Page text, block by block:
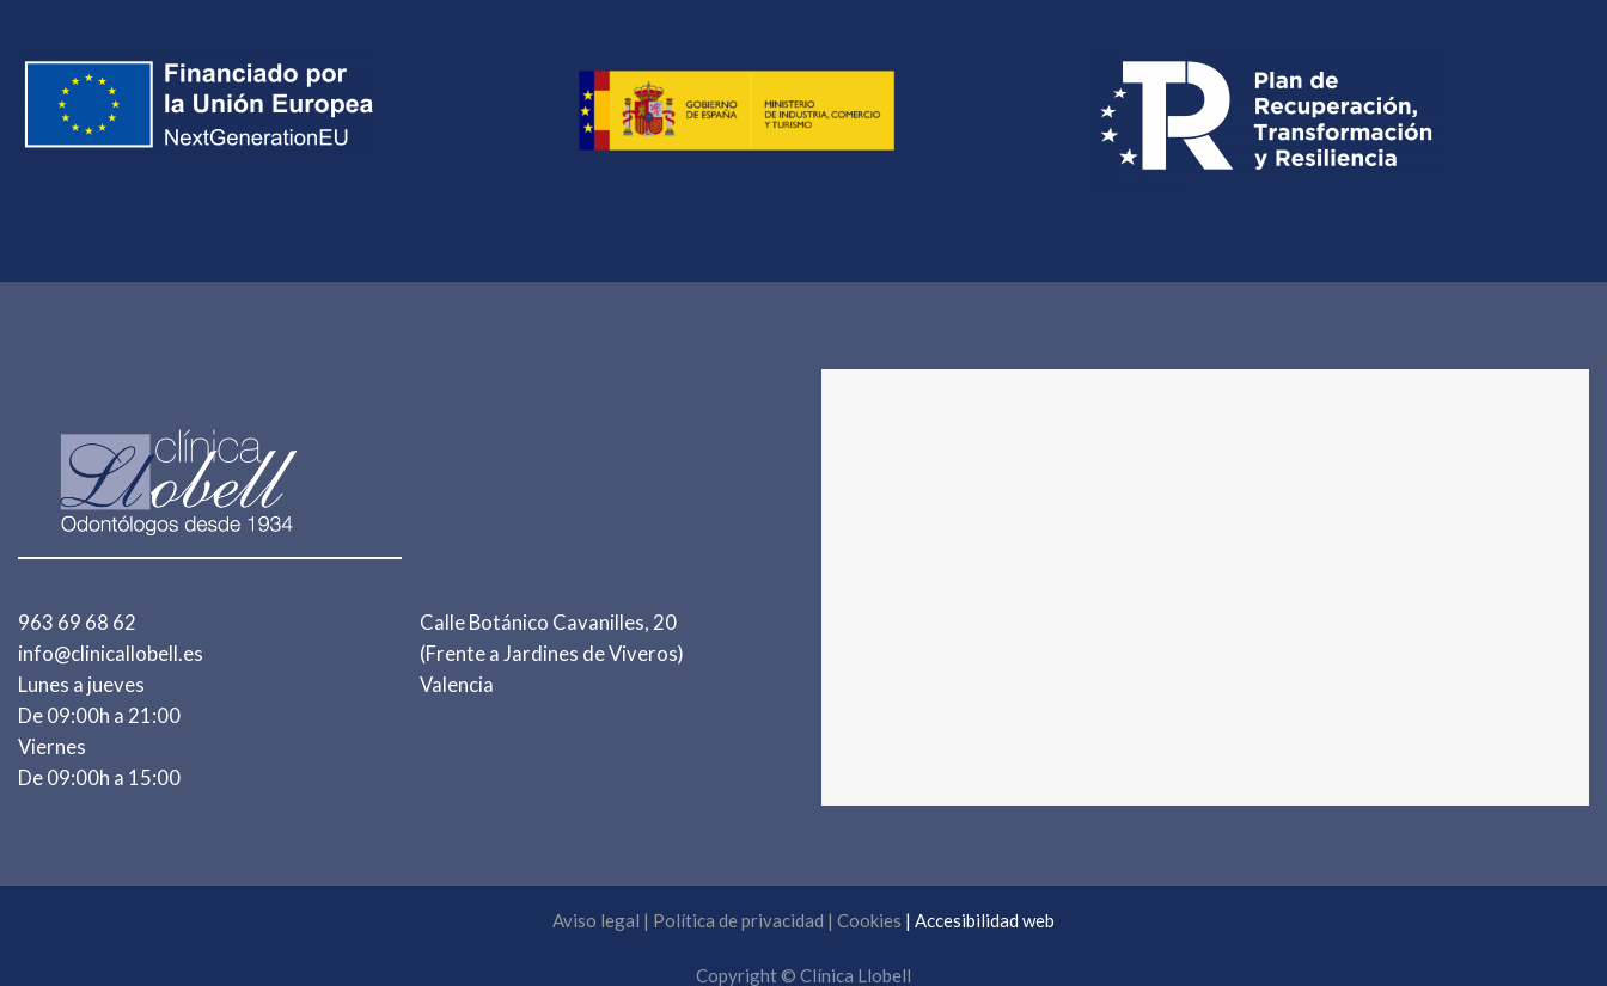
963 69 68 62
info@clinicallobell.es
Lunes a jueves
De 09:00h a 21:00
Viernes
De 09:00h a 15:00
Calle Botánico Cavanilles, 20
(Frente a Jardines de Viveros)
Valencia
Aviso legal | Política de privacidad | Cookies | Accesibilidad web
Copyright © Clínica Llobell